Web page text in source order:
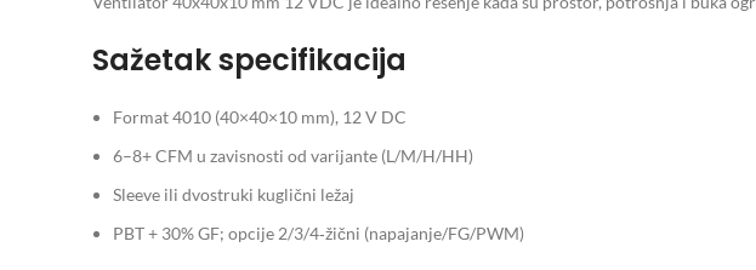
Sažetak specifikacija
Format 4010 (40×40×10 mm), 12 V DC
6–8+ CFM u zavisnosti od varijante (L/M/H/HH)
Sleeve ili dvostruki kuglični ležaj
PBT + 30% GF; opcije 2/3/4‑žični (napajanje/FG/PWM)